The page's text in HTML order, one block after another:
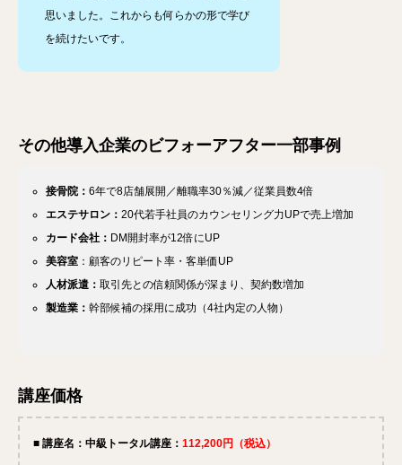
思いました。これからも何らかの形で学び
を続けたいです。
その他導入企業のビフォーアフター一部事例
接骨院： 6年で8店舗展開／離職率30％減／従業員数4倍
エステサロン： 20代若手社員のカウンセリング力UPで売上増加
カード会社： DM開封率が12倍にUP
美容室：顧客のリピート率・客単価UP
人材派遣： 取引先との信頼関係が深まり、契約数増加
製造業： 幹部候補の採用に成功（4社内定の人物）
講座価格
■ 講座名：中級トータル講座： 112,200円（税込）